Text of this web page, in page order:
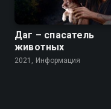
Даг – спасатель
животных
2021, Информация